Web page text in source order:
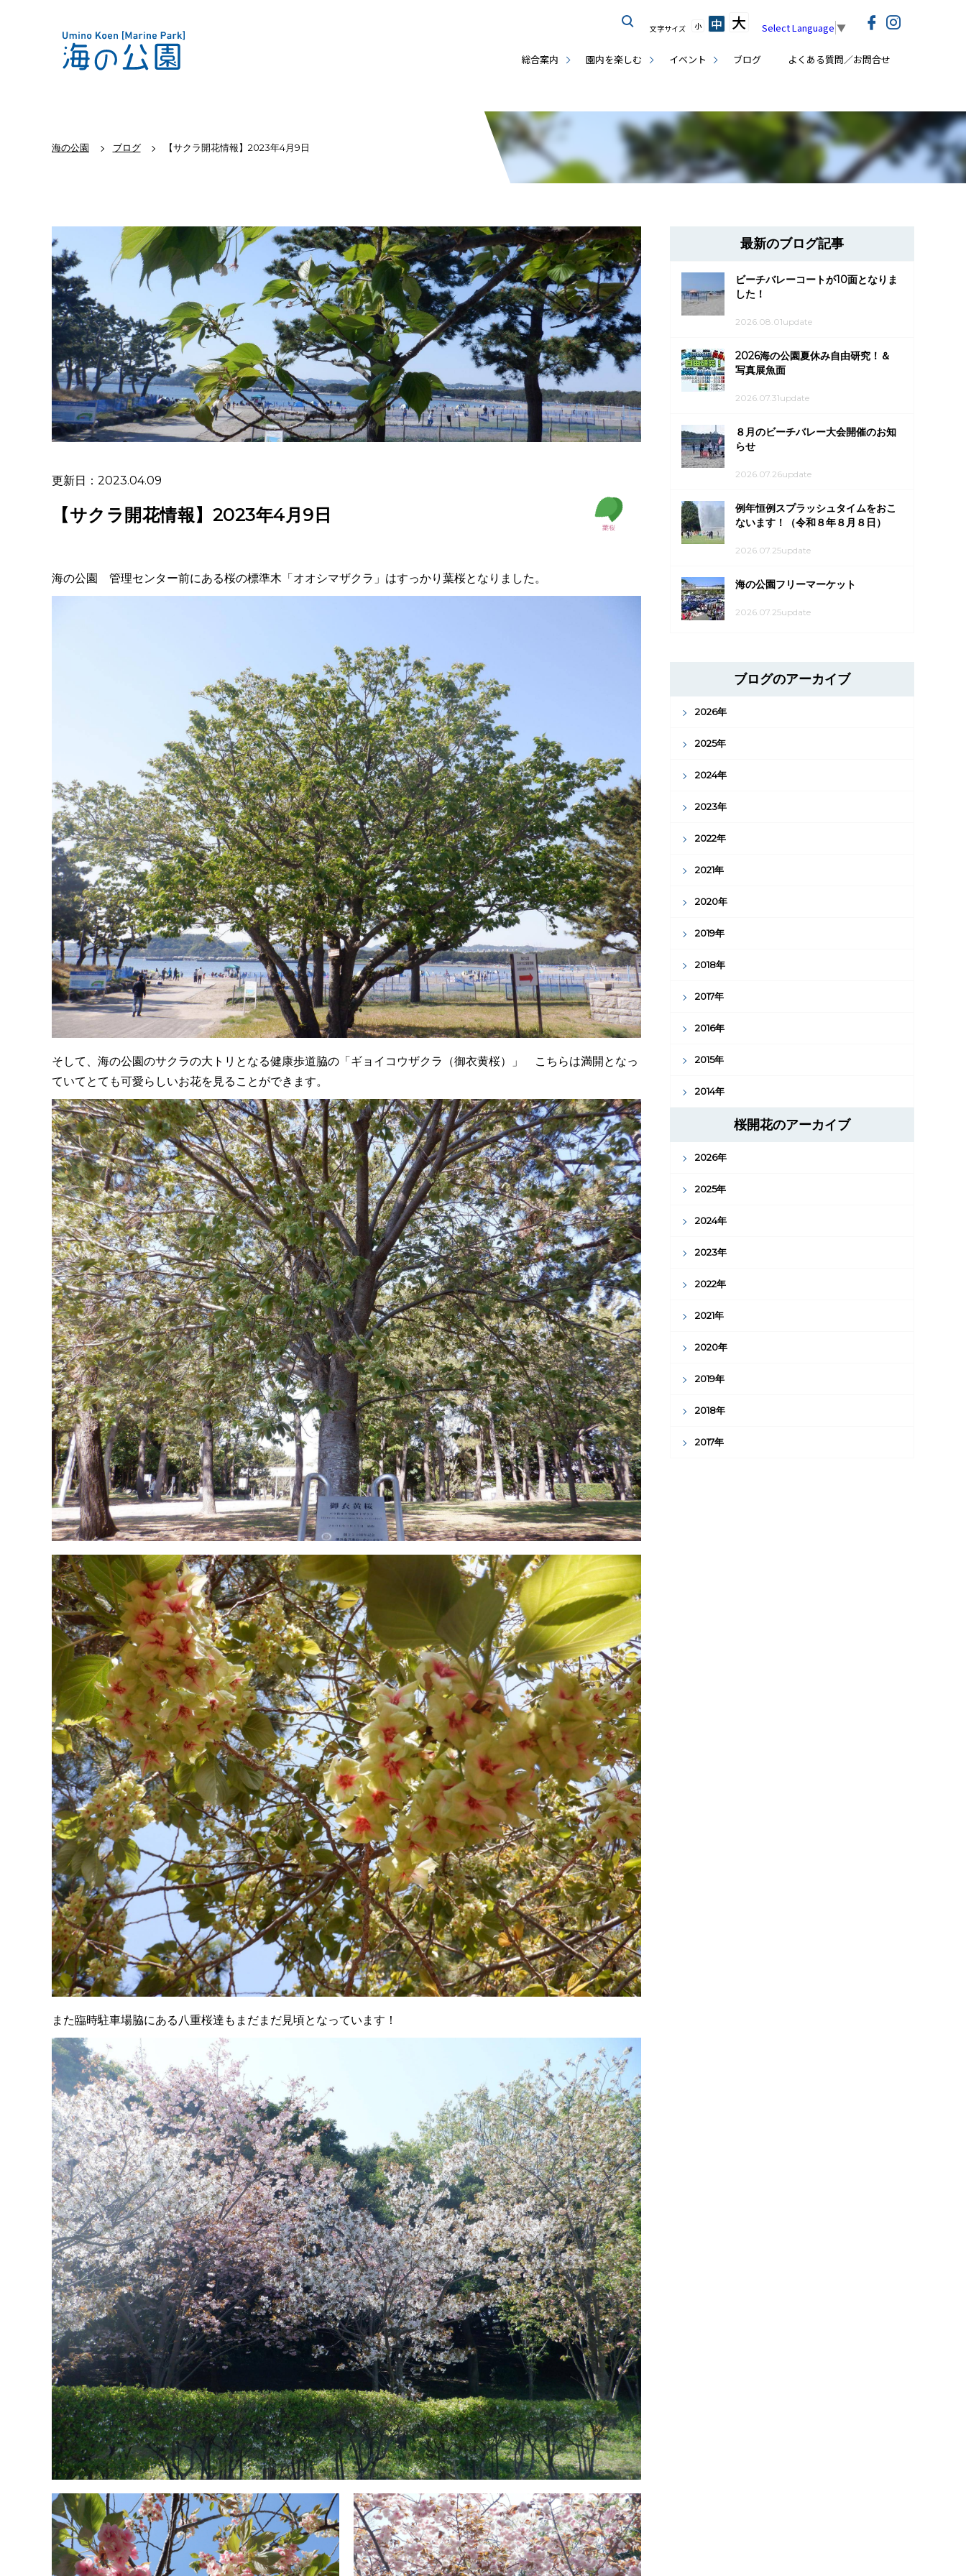
総合案内 園内を楽しむ イベント ブログ よくある質問／お問合せ
文字サイズ 小 中 大 Select Language ▼
海の公園 ブログ 【サクラ開花情報】2023年4月9日
更新日：2023.04.09
【サクラ開花情報】2023年4月9日
海の公園 管理センター前にある桜の標準木「オオシマザクラ」はすっかり葉桜となりました。
そして、海の公園のサクラの大トリとなる健康歩道脇の「ギョイコウザクラ（御衣黄桜）」 こちらは満開となっ
ていてとても可愛らしいお花を見ることができます。
また臨時駐車場脇にある八重桜達もまだまだ見頃となっています！
最新のブログ記事
ビーチバレーコートが10面となりま
した！
2026.08.01update
2026海の公園夏休み自由研究！＆
写真展魚面
2026.07.31update
８月のビーチバレー大会開催のお知
らせ
2026.07.26update
例年恒例スプラッシュタイムをおこ
ないます！（令和８年８月８日）
2026.07.25update
海の公園フリーマーケット
2026.07.25update
ブログのアーカイブ
2026年
2025年
2024年
2023年
2022年
2021年
2020年
2019年
2018年
2017年
2016年
2015年
2014年
桜開花のアーカイブ
2026年
2025年
2024年
2023年
2022年
2021年
2020年
2019年
2018年
2017年